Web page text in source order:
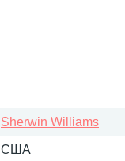
Sherwin Williams
США